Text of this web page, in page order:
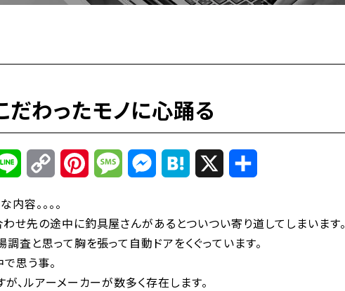
だわったモノに心踊る
Line
Copy
Link
PinterestMessageMessenger
Hatena
容。。。。
せ先の途中に釣具屋さんがあるとついつい寄り道してしまいます。
査と思って胸を張って自動ドアをくぐっています。
思う事。
、ルアーメーカーが数多く存在します。